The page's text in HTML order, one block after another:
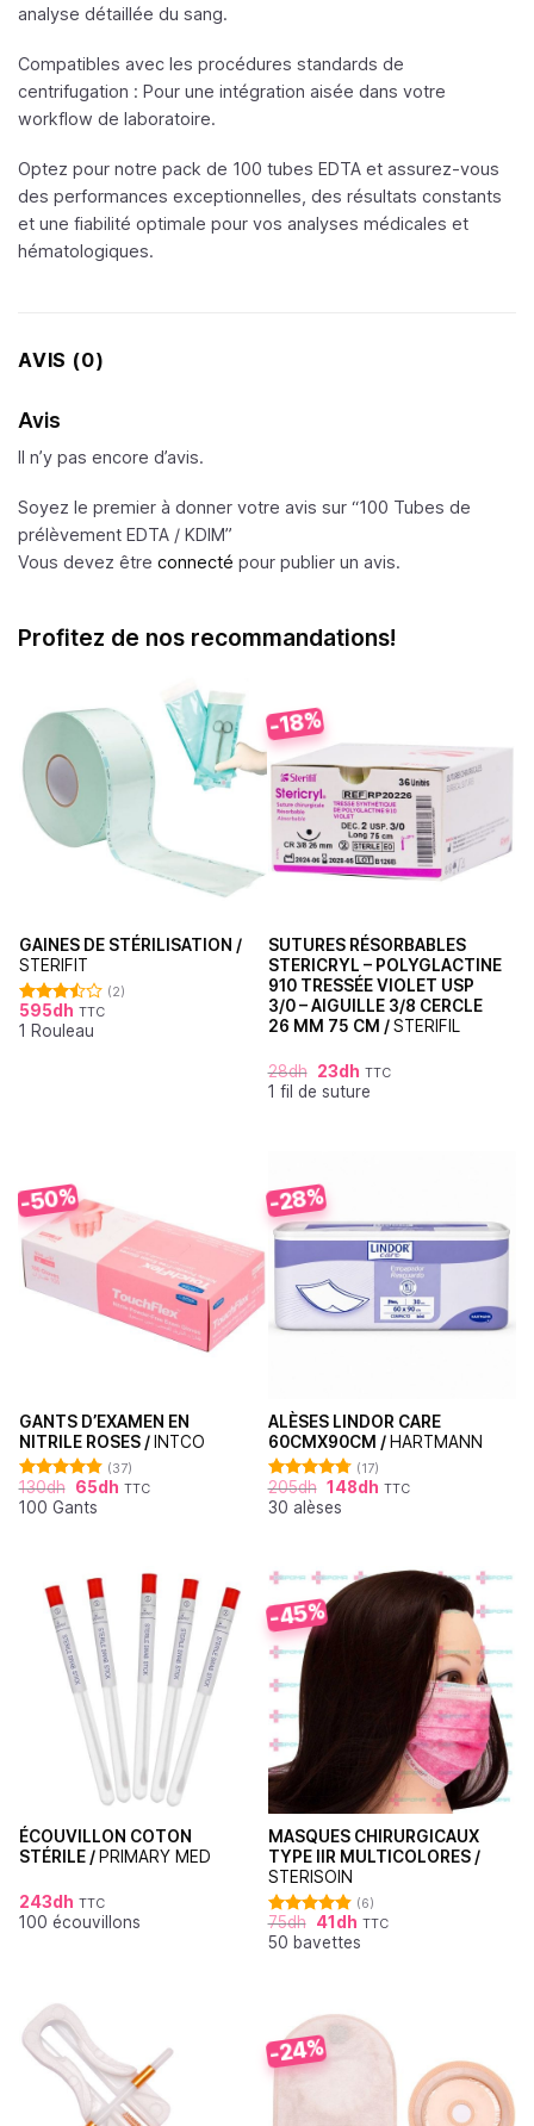
analyse détaillée du sang.
Compatibles avec les procédures standards de
centrifugation : Pour une intégration aisée dans votre
workflow de laboratoire.
Optez pour notre pack de 100 tubes EDTA et assurez-vous
des performances exceptionnelles, des résultats constants
et une fiabilité optimale pour vos analyses médicales et
hématologiques.
AVIS (0)
Avis
Il n’y pas encore d’avis.
Soyez le premier à donner votre avis sur “100 Tubes de
prélèvement EDTA / KDIM”
Vous devez être connecté pour publier un avis.
Profitez de nos recommandations!
GAINES DE STÉRILISATION /
STERIFIT
Note
3.50sur
(2)
595dh TTC
1 Rouleau
-18%
SUTURES RÉSORBABLES
STERICRYL – POLYGLACTINE
910 TRESSÉE VIOLET USP
3/0 – AIGUILLE 3/8 CERCLE
26 MM 75 CM /STERIFIL
28dh 23dh TTC
1 fil de suture
-50%
GANTS D’EXAMEN EN
NITRILE ROSES / INTCO
Note4.86
sur 5
(37)
130dh 65dh TTC
100 Gants
-28%
ALÈSES LINDOR CARE
60CMX90CM / HARTMANN
Note4.76
sur 5
(17)
205dh 148dh TTC
30 alèses
ÉCOUVILLON COTON
STÉRILE / PRIMARY MED
243dh TTC
100 écouvillons
-45%
MASQUES CHIRURGICAUX
TYPE IIR MULTICOLORES /
STERISOIN
Note
4.83
sur 5
(6)
75dh 41 dh TTC
50 bavettes
-24%